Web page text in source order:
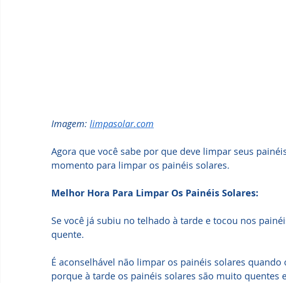
Imagem: limpasolar.com
Agora que você sabe por que deve limpar seus
momento para limpar os painéis solares.
Melhor Hora Para Limpar Os Painéis Solares:
Se você já subiu no telhado à tarde e tocou nos
quente.
É aconselhável não limpar os painéis solares
porque à tarde os painéis solares são muito quentes